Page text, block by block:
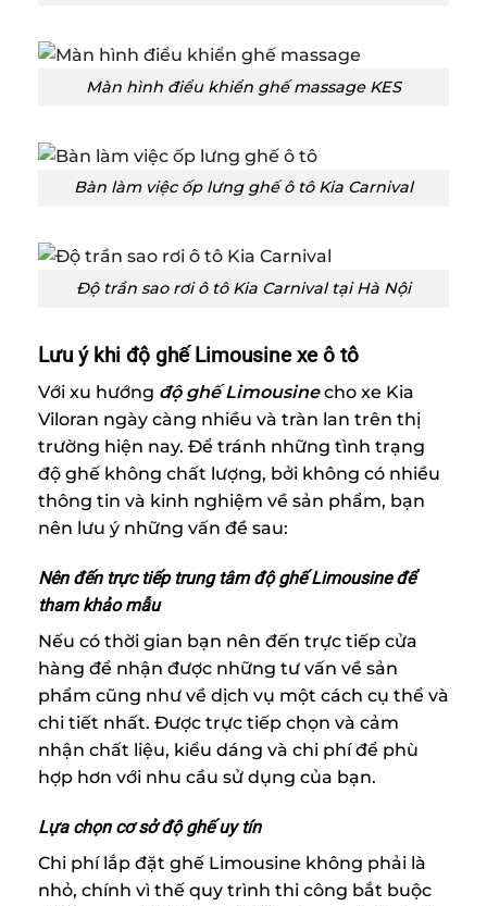
Màn hình điểu khiển ghế massage KES
Bàn làm việc ốp lưng ghế ô tô Kia Carnival
Độ trần sao rơi ô tô Kia Carnival tại Hà Nội
Lưu ý khi độ ghế Limousine xe ô tô
Với xu hướng độ ghế Limousinecho xe Kia
Viloran ngày càng nhiều và tràn lan trên thị
trường hiện nay. Để tránh những tình trạng
độ ghế không chất lượng, bởi không có nhiều
thông tin và kinh nghiệm về sản phẩm, bạn
nên lưu ý những vấn đề sau:
Nên đến trực tiếp trung tâm độ ghế Limousine để
tham khảo mẫu
Nếu có thời gian bạn nên đến trực tiếp cửa
hàng để nhận được những tư vấn về sản
phẩm cũng như về dịch vụ một cách cụ thể và
chi tiết nhất. Được trực tiếp chọn và cảm
nhận chất liệu, kiểu dáng và chi phí để phù
hợp hơn với nhu cầu sử dụng của bạn.
Lựa chọn cơ sở độ ghế uy tín
Chi phí lắp đặt ghế Limousine không phải là
nhỏ, chính vì thế quy trình thi công bắt buộc